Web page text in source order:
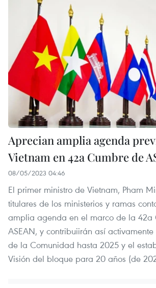
Aprecian amplia agenda
Vietnam en 42a Cumbre de
08/05/2023 04:46
El primer ministro de Vietnam, Pham
titulares de los ministerios y ramas
amplia agenda en el marco de la 42a
ASEAN, y contribuiirán así
de la Comunidad hasta 2025 y el
Visión del bloque para 20 años (de